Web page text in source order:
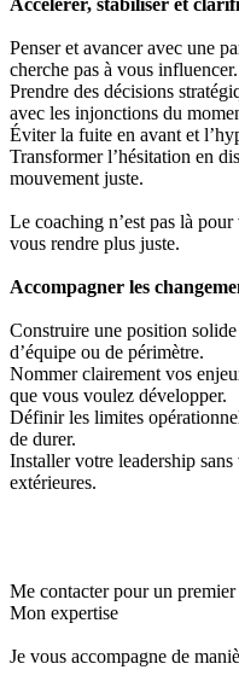
Penser et avancer avec une
cherche pas à vous influencer.
Prendre des décisions
avec les injonctions du
Éviter la fuite en avant et
Transformer l’hésitation en
mouvement juste.
Le coaching n’est pas là
vous rendre plus juste.
Accompagner les
Construire une position
d’équipe ou de périmètre.
Nommer clairement vos
que vous voulez développer.
Définir les limites
de durer.
Installer votre leadership
extérieures.
Me contacter pour un premier
Mon expertise
Je vous accompagne de